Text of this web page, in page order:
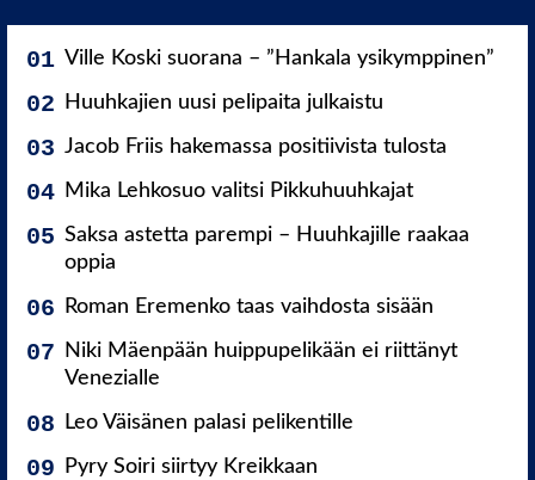
Ville Koski suorana – ”Hankala ysikymppinen”
Huuhkajien uusi pelipaita julkaistu
Jacob Friis hakemassa positiivista tulosta
Mika Lehkosuo valitsi Pikkuhuuhkajat
Saksa astetta parempi – Huuhkajille raakaa
oppia
Roman Eremenko taas vaihdosta sisään
Niki Mäenpään huippupelikään ei riittänyt
Venezialle
Leo Väisänen palasi pelikentille
Pyry Soiri siirtyy Kreikkaan